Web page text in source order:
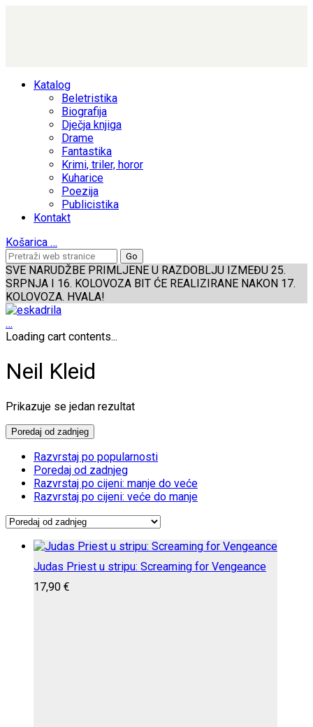
Katalog
Beletristika
Biografija
Dječja knjiga
Drame
Fantastika
Krimi, triler, horor
Kuharice
Poezija
Publicistika
Kontakt
Košarica …
SVE NARUDŽBE PRIMLJENE U RAZDOBLJU IZMEĐU 25.
SRPNJA I 16. KOLOVOZA BIT ĆE REALIZIRANE NAKON 17.
KOLOVOZA. HVALA!
…
Loading cart contents...
Neil Kleid
Prikazuje se jedan rezultat
Poredaj od zadnjeg
Razvrstaj po popularnosti
Poredaj od zadnjeg
Razvrstaj po cijeni: manje do veće
Razvrstaj po cijeni: veće do manje
Judas Priest u stripu: Screaming for Vengeance
17,90 €